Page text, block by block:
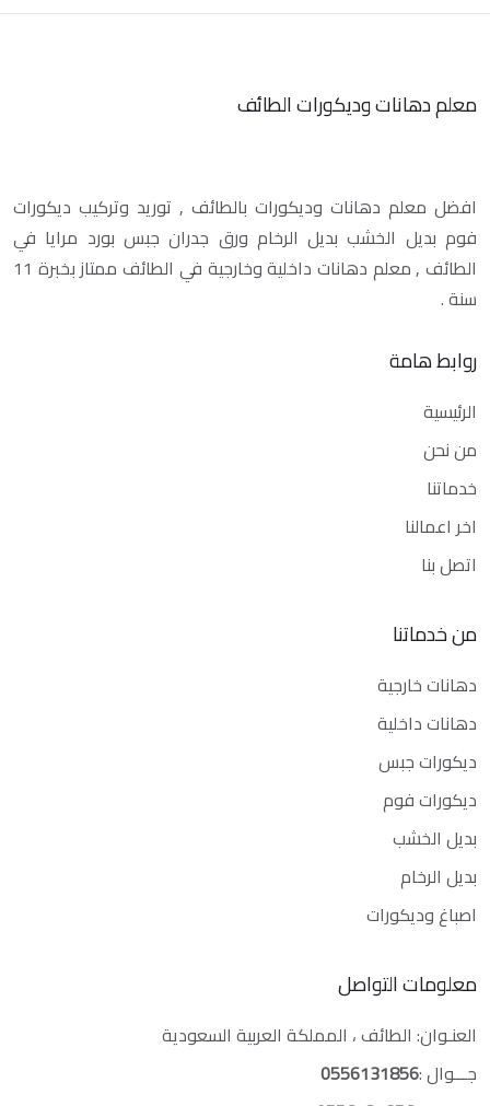
معلم دهانات وديكورات الطائف
افضل معلم دهانات وديكورات بالطائف , توريد وتركيب ديكورات
فوم بديل الخشب بديل الرخام ورق جدران جبس بورد مرايا في
الطائف , معلم دهانات داخلية وخارجية في الطائف ممتاز بخبرة 11
سنة .
روابط هامة
الرئيسية
من نحن
خدماتنا
اخر اعمالنا
اتصل بنا
من خدماتنا
دهانات خارجية
دهانات داخلية
ديكورات جبس
ديكورات فوم
بديل الخشب
بديل الرخام
اصباغ وديكورات
معلومات التواصل
العنـوان: الطائف ، المملكة العربية السعودية
جـــوال :0556131856